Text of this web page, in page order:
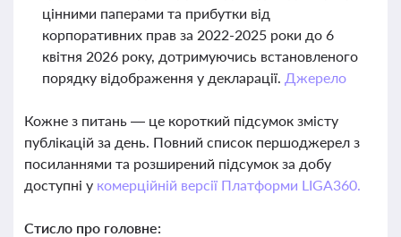
цінними паперами та прибутки від
корпоративних прав за 2022-2025 роки до 6
квітня 2026 року, дотримуючись встановленого
порядку відображення у декларації. Джерело
Кожне з питань — це короткий підсумок змісту
публікацій за день. Повний список першоджерел з
посиланнями та розширений підсумок за добу
доступні у комерційній версії Платформи LIGA360.
Стисло про головне: